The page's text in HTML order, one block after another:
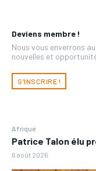
Deviens membre !
Nous vous enverrons
nouvelles et
S'INSCRIRE !
Afrique
Patrice Talon élu
6 août 2026